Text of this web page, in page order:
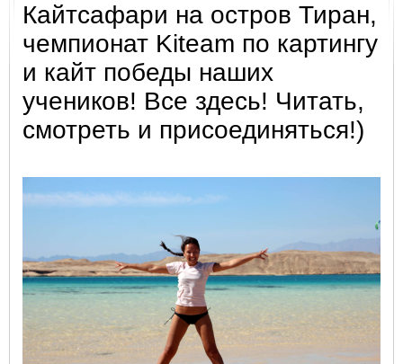
Кайтсафари на остров Тиран,
чемпионат Kiteam по картингу
и кайт победы наших
учеников! Все здесь! Читать,
смотреть и присоединяться!)